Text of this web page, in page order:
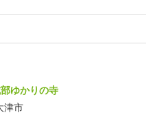
ゆかりの寺
津市